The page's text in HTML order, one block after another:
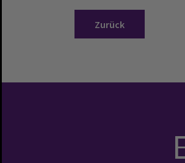
Zurück